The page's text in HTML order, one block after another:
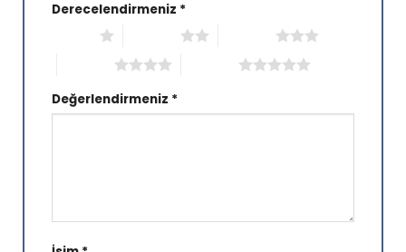
Derecelendirmeniz *
Değerlendirmeniz *